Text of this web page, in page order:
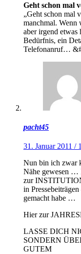
Geht schon mal
„Geht schon mal
manchmal. Wenn
aber irgend etwas
Bedürfnis, ein
Telefonanruf…
pacht45
31. Januar 2011 /
Nun bin ich zwar
Nähe gewesen …
zur
in
gemacht habe …
Hier zur
LASSE DICH
SONDERN
GUTEM